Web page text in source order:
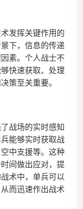
发挥关键作用的
下，信息的传递
素。个人战士不
快速获取、处理
策至关重要。
战场的实时感知
能够实时获取战
中支援等。这种
间做出应对，提
术中，单兵可以
而迅速作出战术